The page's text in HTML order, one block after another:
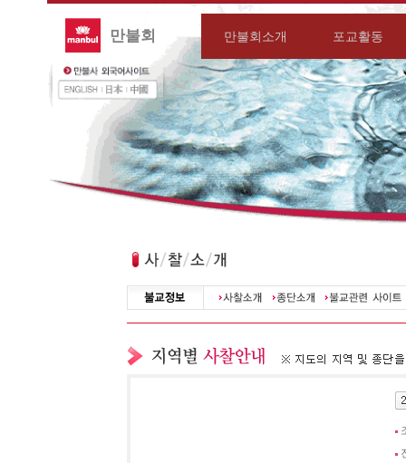
만불회 만불회소개 포교활동